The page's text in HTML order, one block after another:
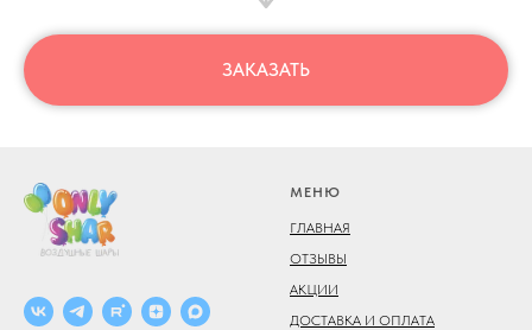
ЗАКАЗАТЬ
МЕНЮ
ГЛАВНАЯ
ОТЗЫВЫ
АКЦИИ
ДОСТАВКА И ОПЛАТА